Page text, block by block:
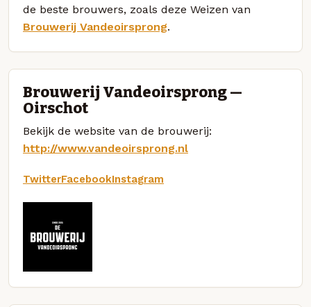
de beste brouwers, zoals deze Weizen van
Brouwerij Vandeoirsprong.
Brouwerij Vandeoirsprong —
Oirschot
Bekijk de website van de brouwerij:
http://www.vandeoirsprong.nl
TwitterFacebookInstagram